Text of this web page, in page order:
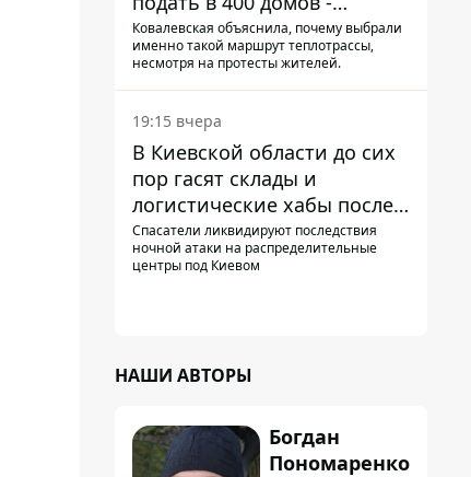
депутат Киевсовета
Ковалевская объяснила, почему выбрали
именно такой маршрут теплотрассы,
несмотря на протесты жителей.
19:15 вчера
В Киевской области до сих
пор гасят склады и
логистические хабы после
прилетов ракет - ГСЧС
Спасатели ликвидируют последствия
ночной атаки на распределительные
центры под Киевом
НАШИ АВТОРЫ
Богдан
Пономаренко